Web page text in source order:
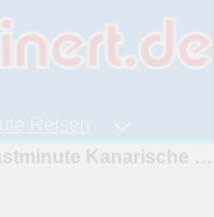
La Palma Pauschalreisen Urlaub Lastminute Kanarische Inseln günstig Pauschalurlaub La Palma billig Urlaubsreisen Last Minute